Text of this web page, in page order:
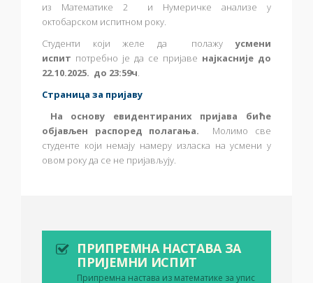
из Математике 2 и Нумеричке анализе
у
октобарском испитном року.
Студенти који желе да полажуусмени
испит потребно је да се пријаве најкасније до
22.10.2025. до 23:59ч.
Страница за пријаву
На основу евидентираних пријава биће
објављен распоред полагања. Молимо све
студенте који немају намеру изласка на усмени у
овом року да се не пријављују.
ПРИПРЕМНА НАСТАВА ЗА
ПРИЈЕМНИ ИСПИТ
Припремна настава из математике за упис